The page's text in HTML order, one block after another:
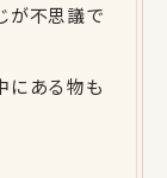
が不思議で
にある物も